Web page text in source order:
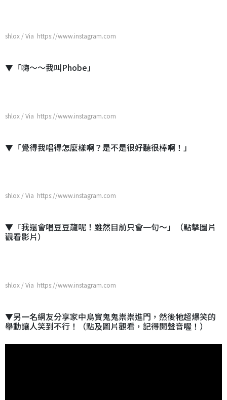
shlox / Via https://www.instagram.com
▼「嗨～～我叫Phobe」
shlox / Via https://www.instagram.com
▼「覺得我唱得怎麼樣啊？是不是很好聽很棒啊！」
shlox / Via https://www.instagram.com
▼「我還會唱豆豆龍呢！雖然目前只會一句～」（點擊圖片
觀看影片）
shlox / Via https://www.instagram.com
▼另一名網友分享家中鳥寶鬼鬼祟祟進門，然後牠超爆笑的
舉動讓人笑到不行！（點及圖片觀看，記得開聲音喔！）